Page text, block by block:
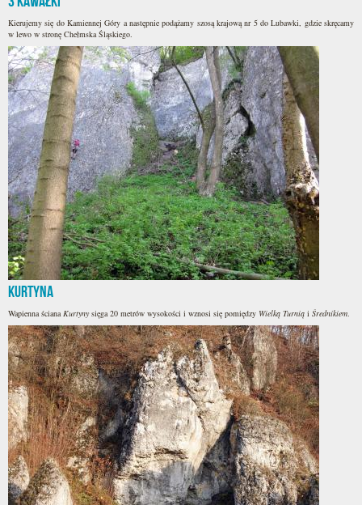
Kierujemy się do Kamiennej Góry a następnie podążamy szosą krajową nr 5 do Lubawki, gdzie skręcamy
w lewo w stronę Chełmska Śląskiego.
Kurtyna
Wapienna ścianaKurtynysięga 20 metrów wysokości i wznosi się pomiędzy Wielką Turnią i Średnikiem.